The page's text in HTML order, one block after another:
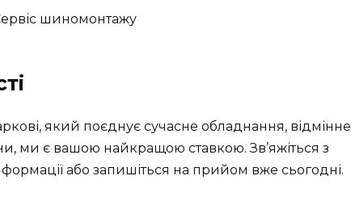
який поєднує сучасне обладнання, відмінне
ми є вашою найкращою ставкою. Зв’яжіться з
або запишіться на прийом вже сьогодні.